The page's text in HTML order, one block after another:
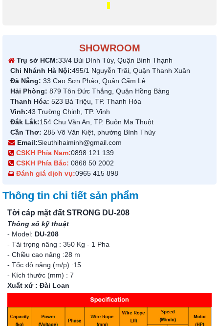
SHOWROOM
Trụ sở HCM:33/4 Bùi Đình Túy, Quận Bình Thạnh
Chi Nhánh Hà Nội:495/1 Nguyễn Trãi, Quận Thanh Xuân
Đà Nẵng: 33 Cao Sơn Pháo, Quận Cẩm Lệ
Hải Phòng: 879 Tôn Đức Thắng, Quận Hồng Bàng
Thanh Hóa: 523 Bà Triệu, TP. Thanh Hóa
Vinh:43 Trường Chinh, TP. Vinh
Đắk Lắk:154 Chu Văn An, TP. Buôn Ma Thuột
Cần Thơ: 285 Võ Văn Kiệt, phường Bình Thủy
Email:Sieuthihaiminh@gmail.com
CSKH Phía Nam:0898 121 139
CSKH Phía Bắc: 0868 50 2002
Đánh giá dịch vụ:0965 415 898
Thông tin chi tiết sản phẩm
Tời cáp mặt đất STRONG DU-208
Thông số kỹ thuật
- Model: DU-208
- Tải trọng nâng : 350 Kg - 1 Pha
- Chiều cao nâng :28 m
- Tốc độ nâng (m/p) :15
- Kích thước (mm) : 7
Xuất xứ : Đài Loan